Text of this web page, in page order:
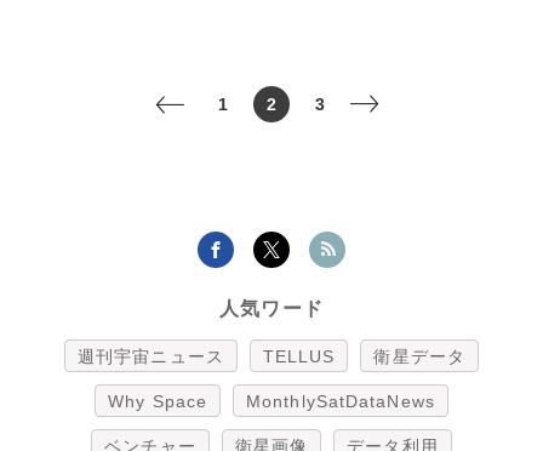
< 1 2 3 >
人気ワード
週刊宇宙ニュース TELLUS 衛星データ
Why Space MonthlySatDataNews
ベンチャー 衛星画像 データ利用